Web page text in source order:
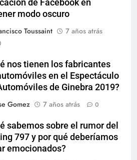
de Facebook en
modo oscuro
Toussaint
7 años atrás
nos tienen los fabricantes
en el Espectáculo
de Ginebra 2019?
Gomez
7 años atrás 0
sabemos sobre el rumor del
797 y por qué deberíamos
emocionados?